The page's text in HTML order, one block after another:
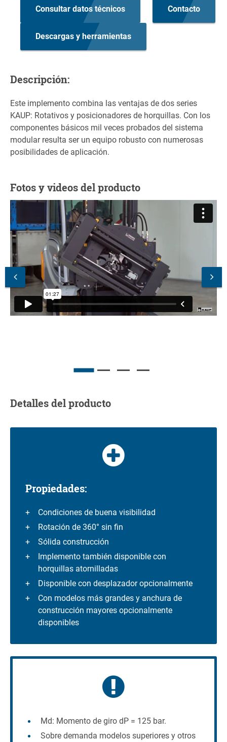
Consultar datos técnicos Contacto
Descargas y herramientas
Descripción:
Este implemento combina las ventajas de dos series
KAUP: Rotativos y posicionadores de horquillas. Con los
componentes básicos mil veces probados del sistema
modular resulta ser un equipo robusto con numerosas
posibilidades de aplicación.
Fotos y videos del producto
Detalles del producto
Propiedades:
Condiciones de buena visibilidad
Rotación de 360° sin fin
Sólida construcción
Implemento también disponible con
horquillas atornilladas
Disponible con desplazador opcionalmente
Con modelos más grandes y anchura de
construcción mayores opcionalmente
disponibles
Md: Momento de giro dP = 125 bar.
Sobre demanda modelos superiores y otros